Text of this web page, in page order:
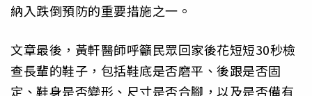
納入跌倒預防的重要措施之一。
文章最後，黃軒醫師呼籲民眾回家後花短短30秒檢
查長輩的鞋子，包括鞋底是否磨平、後跟是否固
定、鞋身是否變形、尺寸是否合腳，以及是否備有